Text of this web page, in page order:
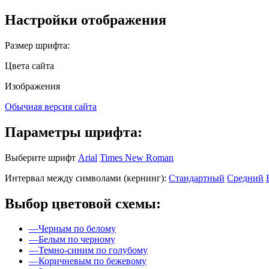
Настройки отображения
Размер шрифта:
Цвета сайта
Изображения
Обычная версия сайта
Параметры шрифта:
Выберите шрифт Arial Times New Roman
Интервал между символами (кернинг): Стандартный Средний
Выбор цветовой схемы:
—Черным по белому
—Белым по черному
—Темно-синим по голубому
—Коричневым по бежевому